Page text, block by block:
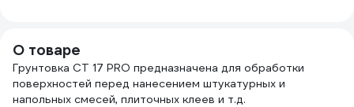
О товаре
Грунтовка CT 17 PRO предназначена для обработки
поверхностей перед нанесением штукатурных и
напольных смесей, плиточных клеев и т.д.